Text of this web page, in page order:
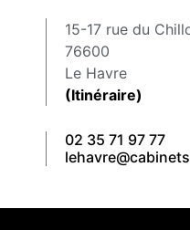
15-17 rue du
76600
Le Havre
(Itinéraire)
02 35 71 97 77